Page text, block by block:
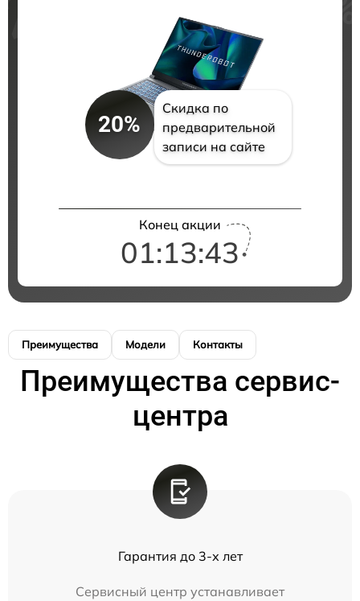
20%
Скидка по
предварительной
записи на сайте
Конец акции
01:13:42
Преимущества Модели Контакты
Преимущества сервис-
центра
Гарантия до 3-х лет
Сервисный центр устанавливает